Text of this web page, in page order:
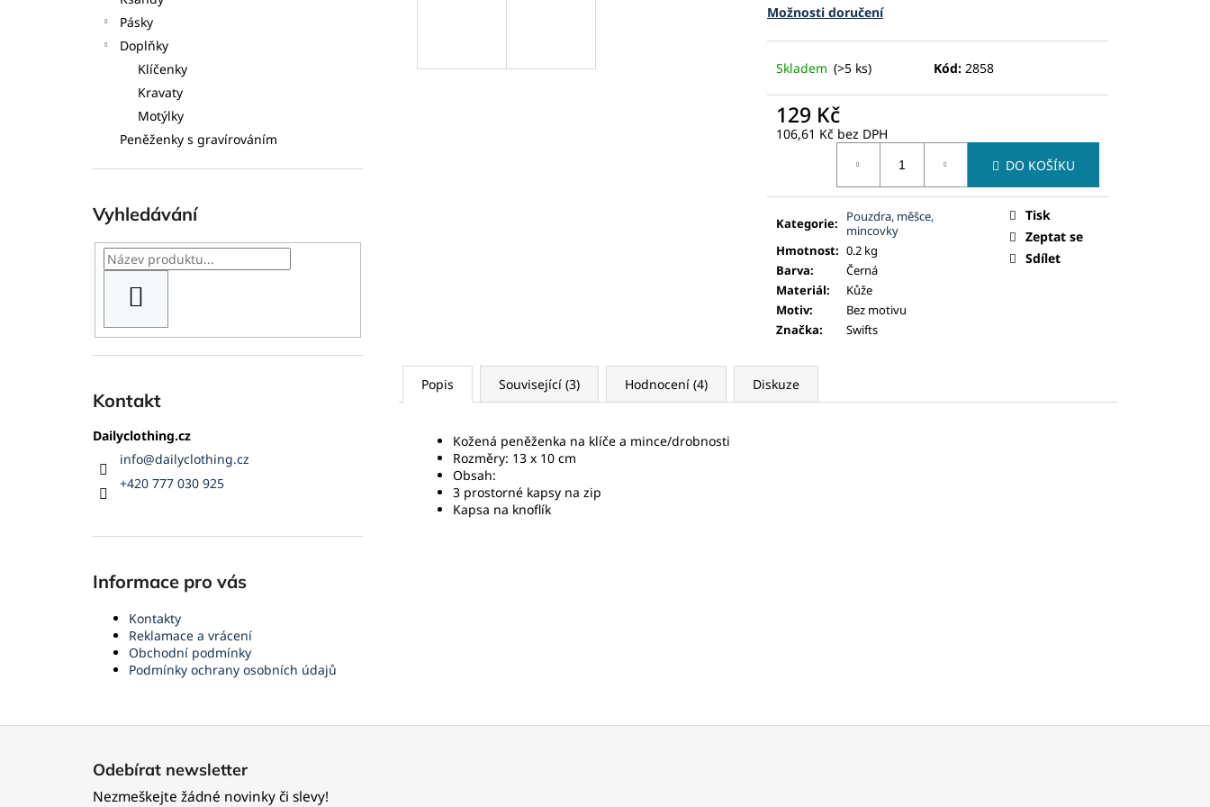
Pásky
Doplňky
Klíčenky
Kravaty
Motýlky
Peněženky s gravírováním
Vyhledávání
Kontakt
Dailyclothing.cz
info@dailyclothing.cz
+420 777 030 925
Informace pro vás
Kontakty
Reklamace a vrácení
Obchodní podmínky
Podmínky ochrany osobních údajů
Možnosti doručení
Skladem (>5 ks) Kód: 2858
129 Kč
106,61 Kč bez DPH
DO KOŠÍKU
Kategorie:
Pouzdra, měšce,
mincovky
Hmotnost: 0.2 kg
Barva:
Černá
Materiál:
Kůže
Motiv:
Bez motivu
Značka: Swifts
Tisk
Zeptat se
Sdílet
Popis Související (3) Hodnocení (4) Diskuze
Kožená peněženka na klíče a mince/drobnosti
Rozměry: 13 x 10 cm
Obsah:
3 prostorné kapsy na zip
Kapsa na knoflík
Odebírat newsletter
Nezmeškejte žádné novinky či slevy!